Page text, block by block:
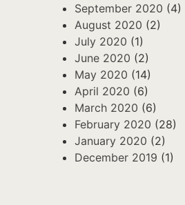
September 2020 (4)
August 2020 (2)
July 2020 (1)
June 2020 (2)
May 2020 (14)
April 2020 (6)
March 2020 (6)
February 2020 (28)
January 2020 (2)
December 2019 (1)